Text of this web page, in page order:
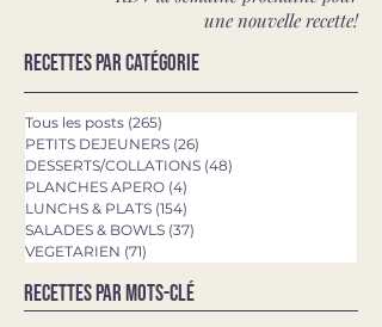
une nouvelle recette!
Recettes par catégorie
Tous les posts (265)
PETITS DEJEUNERS (26)
DESSERTS/COLLATIONS (48)
PLANCHES APERO (4)
LUNCHS & PLATS (154)
SALADES & BOWLS (37)
VEGETARIEN (71)
Recettes par mots-clé